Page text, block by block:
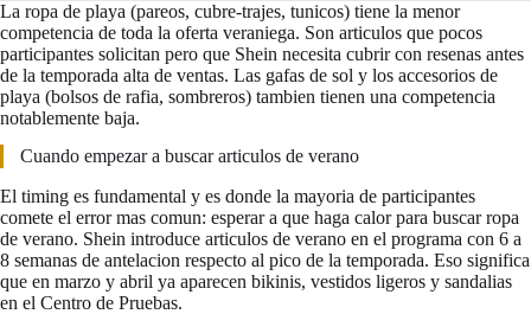
La ropa de playa (pareos, cubre-trajes, tunicos) tiene la menor
competencia de toda la oferta veraniega. Son articulos que pocos
participantes solicitan pero que Shein necesita cubrir con resenas antes
de la temporada alta de ventas. Las gafas de sol y los accesorios de
playa (bolsos de rafia, sombreros) tambien tienen una competencia
notablemente baja.
Cuando empezar a buscar articulos de verano
El timing es fundamental y es donde la mayoria de participantes
comete el error mas comun: esperar a que haga calor para buscar ropa
de verano. Shein introduce articulos de verano en el programa con 6 a
8 semanas de antelacion respecto al pico de la temporada. Eso significa
que en marzo y abril ya aparecen bikinis, vestidos ligeros y sandalias
en el Centro de Pruebas.